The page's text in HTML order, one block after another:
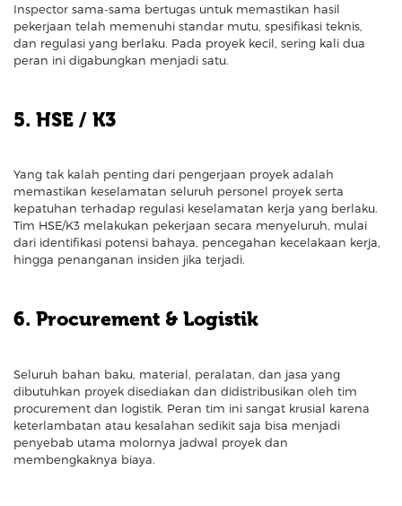
Inspector sama-sama bertugas untuk memastikan hasil
pekerjaan telah memenuhi standar mutu, spesifikasi teknis,
dan regulasi yang berlaku. Pada proyek kecil, sering kali dua
peran ini digabungkan menjadi satu.
5. HSE / K3
Yang tak kalah penting dari pengerjaan proyek adalah
memastikan keselamatan seluruh personel proyek serta
kepatuhan terhadap regulasi keselamatan kerja yang berlaku.
Tim HSE/K3 melakukan pekerjaan secara menyeluruh, mulai
dari identifikasi potensi bahaya, pencegahan kecelakaan kerja,
hingga penanganan insiden jika terjadi.
6. Procurement & Logistik
Seluruh bahan baku, material, peralatan, dan jasa yang
dibutuhkan proyek disediakan dan didistribusikan oleh tim
procurement dan logistik. Peran tim ini sangat krusial karena
keterlambatan atau kesalahan sedikit saja bisa menjadi
penyebab utama molornya jadwal proyek dan
membengkaknya biaya.